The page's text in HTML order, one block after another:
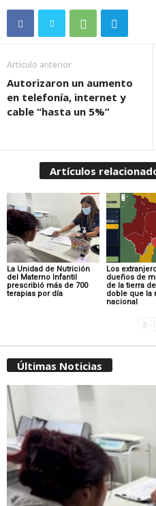
Artículo anterior
Autorizaron un aumento
en telefonía, internet y
cable “hasta un 5%”
Artículos
La Unidad de Nutrición
del Materno Infantil
prescribió más de 700
terapias por día
Los
dueños de
de la tierra
doble que la
nacional
Últimas Noticias